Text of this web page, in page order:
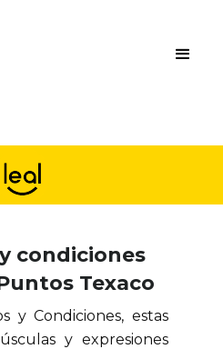
condiciones
Texaco
y Condiciones, estas
y expresiones